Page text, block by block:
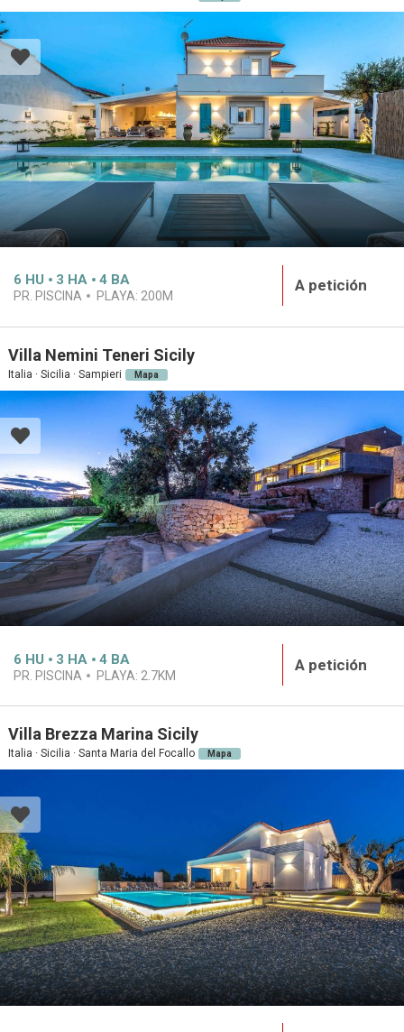
6 HU 3 HA 4 BA
PR. PISCINA PLAYA: 200M
A petición
Villa Nemini Teneri Sicily
Italia · Sicilia · Sampieri Mapa
6 HU 3 HA 4 BA
PR. PISCINA PLAYA: 2.7KM
A petición
Villa Brezza Marina Sicily
Italia · Sicilia · Santa Maria del Focallo Mapa